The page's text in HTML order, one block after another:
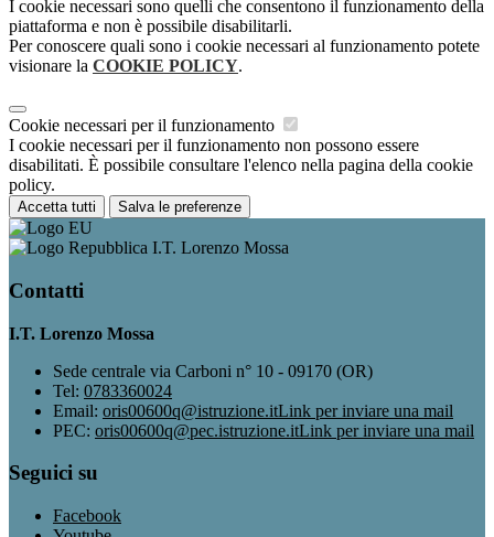
I cookie necessari sono quelli che consentono il funzionamento della
piattaforma e non è possibile disabilitarli.
Per conoscere quali sono i cookie necessari al funzionamento potete
visionare la COOKIE POLICY.
Cookie necessari per il funzionamento
I cookie necessari per il funzionamento non possono essere
disabilitati. È possibile consultare l'elenco nella pagina della cookie
policy.
Accetta tutti Salva le preferenze
I.T. Lorenzo Mossa
Contatti
I.T. Lorenzo Mossa
Sede centrale via Carboni n° 10 - 09170 (OR)
Tel: 0783360024
Email: oris00600q@istruzione.itLink per inviare una mail
PEC: oris00600q@pec.istruzione.itLink per inviare una mail
Seguici su
Facebook